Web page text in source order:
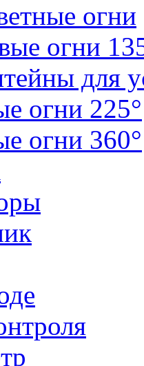
огни
огни
для
огни 225°
огни 360°